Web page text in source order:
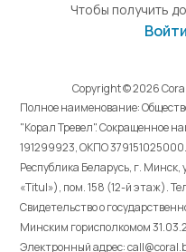
Чтобы получить
Copyright © 2026
Полное наименование:
"Корал Тревел". Сокращенное
191299923, ОКПО
Республика Беларусь, г.
«Titul»), пом. 158 (12-й этаж).
Свидетельство о
Минским горисполкомом
Электронный адрес: